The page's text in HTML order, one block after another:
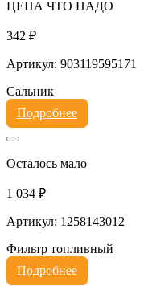
ЦЕНА ЧТО НАДО
342 ₽
Артикул: 903119595171
Сальник
Подробнее
Осталось мало
1 034 ₽
Артикул: 1258143012
Фильтр топливный
Подробнее